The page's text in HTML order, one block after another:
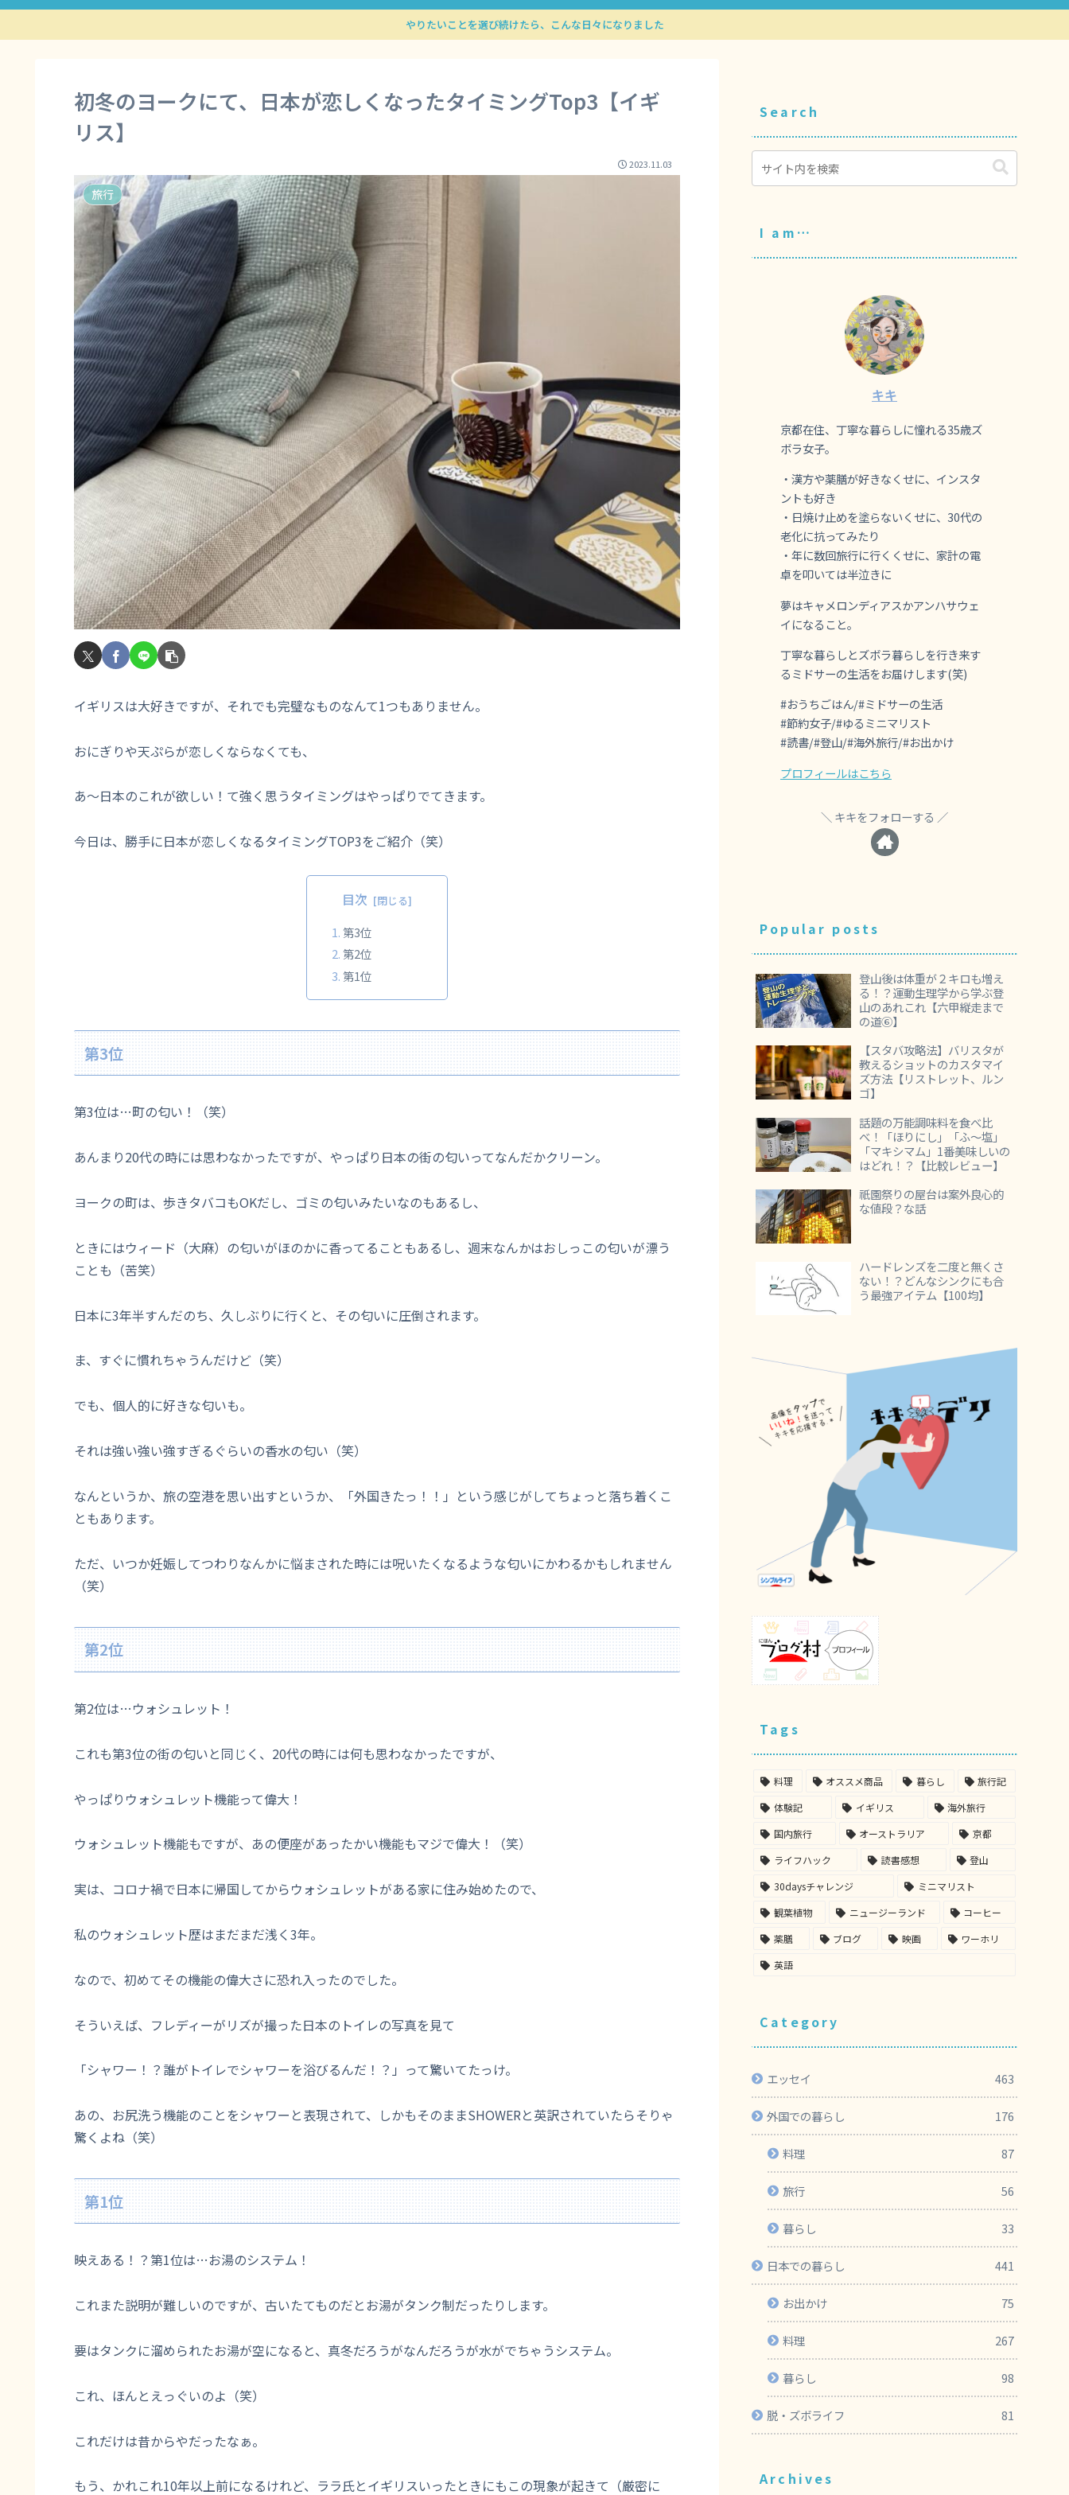
やりたいことを選び続けたら、こんな日々になりました
初冬のヨークにて、日本が恋しくなったタイミングTop3【イギ
リス】
2023.11.03
旅行
イギリスは大好きですが、それでも完璧なものなんて1つもありません。
おにぎりや天ぷらが恋しくならなくても、
あ〜日本のこれが欲しい！て強く思うタイミングはやっぱりでてきます。
今日は、勝手に日本が恋しくなるタイミングTOP3をご紹介（笑）
目次
第3位
第2位
第1位
第3位
第3位は…町の匂い！（笑）
あんまり20代の時には思わなかったですが、やっぱり日本の街の匂いってなんだかクリーン。
ヨークの町は、歩きタバコもOKだし、ゴミの匂いみたいなのもあるし、
ときにはウィード（大麻）の匂いがほのかに香ってることもあるし、週末なんかはおしっこの匂いが漂う
ことも（苦笑）
日本に3年半すんだのち、久しぶりに行くと、その匂いに圧倒されます。
ま、すぐに慣れちゃうんだけど（笑）
でも、個人的に好きな匂いも。
それは強い強い強すぎるぐらいの香水の匂い（笑）
なんというか、旅の空港を思い出すというか、「外国きたっ！！」という感じがしてちょっと落ち着くこ
ともあります。
ただ、いつか妊娠してつわりなんかに悩まされた時には呪いたくなるような匂いにかわるかもしれません
（笑）
第2位
第2位は…ウォシュレット！
これも第3位の街の匂いと同じく、20代の時には何も思わなかったですが、
やっぱりウォシュレット機能って偉大！
ウォシュレット機能もですが、あの便座があったかい機能もマジで偉大！（笑）
実は、コロナ禍で日本に帰国してからウォシュレットがある家に住み始めたので、
私のウォシュレット歴はまだまだ浅く3年。
なので、初めてその機能の偉大さに恐れ入ったのでした。
そういえば、フレディーがリズが撮った日本のトイレの写真を見て
「シャワー！？誰がトイレでシャワーを浴びるんだ！？」って驚いてたっけ。
あの、お尻洗う機能のことをシャワーと表現されて、しかもそのままSHOWERと英訳されていたらそりゃ
驚くよね（笑）
第1位
映えある！？第1位は…お湯のシステム！
これまた説明が難しいのですが、古いたてものだとお湯がタンク制だったりします。
要はタンクに溜められたお湯が空になると、真冬だろうがなんだろうが水がでちゃうシステム。
これ、ほんとえっぐいのよ（笑）
これだけは昔からやだったなぁ。
もう、かれこれ10年以上前になるけれど、ララ氏とイギリスいったときにもこの現象が起きて（厳密に
Search
I am…
キキ
京都在住、丁寧な暮らしに憧れる35歳ズ
ボラ女子。
・漢方や薬膳が好きなくせに、インスタ
ントも好き
・日焼け止めを塗らないくせに、30代の
老化に抗ってみたり
・年に数回旅行に行くくせに、家計の電
卓を叩いては半泣きに
夢はキャメロンディアスかアンハサウェ
イになること。
丁寧な暮らしとズボラ暮らしを行き来す
るミドサーの生活をお届けします(笑)
#おうちごはん/#ミドサーの生活
#節約女子/#ゆるミニマリスト
#読書/#登山/#海外旅行/#お出かけ
プロフィールはこちら
キキをフォローする
Popular posts
登山後は体重が２キロも増え
る！？運動生理学から学ぶ登
山のあれこれ【六甲縦走まで
の道⑥】
【スタバ攻略法】バリスタが
教えるショットのカスタマイ
ズ方法【リストレット、ルン
ゴ】
話題の万能調味料を食べ比
べ！「ほりにし」「ふ～塩」
「マキシマム」1番美味しいの
はどれ！？【比較レビュー】
祇園祭りの屋台は案外良心的
な値段？な話
ハードレンズを二度と無くさ
ない！？どんなシンクにも合
う最強アイテム【100均】
Tags
料理 オススメ商品 暮らし
旅行記
体験記
イギリス
海外旅行
国内旅行
オーストラリア
京都
ライフハック
読書感想
登山
30daysチャレンジ
ミニマリスト
観葉植物
ニュージーランド
コーヒー
薬膳
ブログ 映画
ワーホリ
英語
Category
エッセイ 463
外国での暮らし 176
料理 87
旅行 56
暮らし 33
日本での暮らし 441
お出かけ 75
料理 267
暮らし 98
脱・ズボライフ 81
Archives